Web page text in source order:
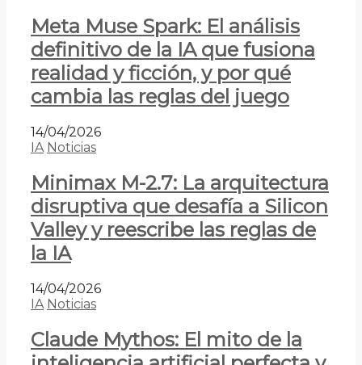
Meta Muse Spark: El análisis
definitivo de la IA que fusiona
realidad y ficción, y por qué
cambia las reglas del juego
14/04/2026
IA Noticias
Minimax M-2.7: La arquitectura
disruptiva que desafía a Silicon
Valley y reescribe las reglas de
la IA
14/04/2026
IA Noticias
Claude Mythos: El mito de la